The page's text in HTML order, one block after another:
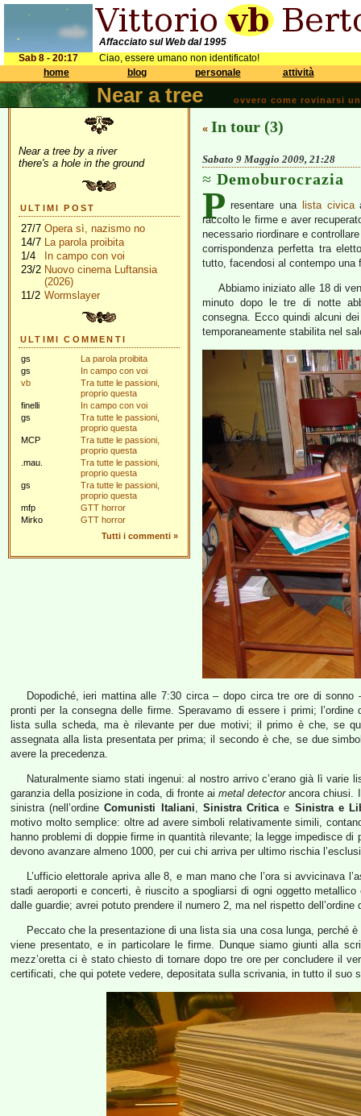
Affacciato sul Web dal 1995
Sab 8 - 20:17
Ciao, essere umano non identificato!
home
blog personale attività
Near a tree ovvero come rovinarsi
Near a tree by a river
there's a hole in the ground
ULTIMI POST
27/7 Opera sì, nazismo no
14/7 La parola proibita
1/4
In campo con voi
23/2 Nuovo cinema Luftansia
(2026)
11/2 Wormslayer
ULTIMI COMMENTI
gs
La parola proibita
gs
In campo con voi
vb
Tra tutte le passioni,
proprio questa
finelli
In campo con voi
gs
Tra tutte le passioni,
proprio questa
MCP
Tra tutte le passioni,
proprio questa
.mau.
Tra tutte le passioni,
proprio questa
gs
Tra tutte le passioni,
proprio questa
mfp
GTT horror
Mirko
GTT horror
Tutti i commenti »
« In tour (3)
Sabato 9 Maggio 2009, 21:28
Demoburocrazia
P resentare una lista civica
raccolto le firme e aver
necessario riordinare e
corrispondenza perfetta tra
tutto, facendosi al contempo
Abbiamo iniziato alle 18 di
minuto dopo le tre di notte
consegna. Ecco quindi alcuni
temporaneamente stabilita nel
Dopodiché, ieri mattina alle 7:30 circa – dopo circa tre ore di
pronti per la consegna delle firme. Speravamo di essere i primi; l’ordine
lista sulla scheda, ma è rilevante per due motivi; il primo è che, se
assegnata alla lista presentata per prima; il secondo è che, se due
avere la precedenza.
Naturalmente siamo stati ingenui: al nostro arrivo c’erano già lì varie
garanzia della posizione in coda, di fronte aimetal detectorancora chiusi.
sinistra (nell’ordineComunisti Italiani, Sinistra Criticae Sinistra e
motivo molto semplice: oltre ad avere simboli relativamente simili,
hanno problemi di doppie firme in quantità rilevante; la legge impedisce
devono avanzare almeno 1000, per cui chi arriva per ultimo rischia
L’ufficio elettorale apriva alle 8, e man mano che l’ora si avvicinava
stadi aeroporti e concerti, è riuscito a spogliarsi di ogni oggetto
dalle guardie; avrei potuto prendere il numero 2, ma nel rispetto
Peccato che la presentazione di una lista sia una cosa lunga, perché
viene presentato, e in particolare le firme. Dunque siamo giunti alla
mezz’oretta ci è stato chiesto di tornare dopo tre ore per concludere il
certificati, che qui potete vedere, depositata sulla scrivania, in tutto il suo